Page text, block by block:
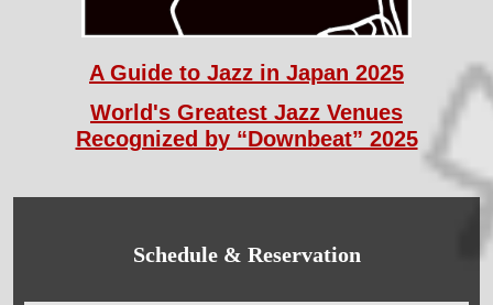
A Guide to Jazz in Japan 2025
World's Greatest Jazz Venues
Recognized by “Downbeat” 2025
Schedule & Reservation